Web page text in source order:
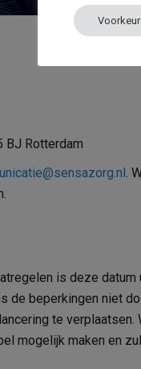
BJ Rotterdam
.
is deze datum
de beperkingen niet
te verplaatsen.
mogelijk maken en